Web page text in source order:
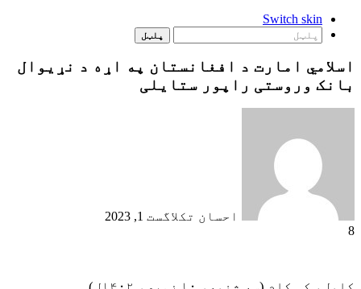
Switch skin
پلټل
اسلامي امارت د افغانستان په اړه د نړیوال
بانک وروستی راپور ستایلی
احسان تکلاگست 1, 2023
8